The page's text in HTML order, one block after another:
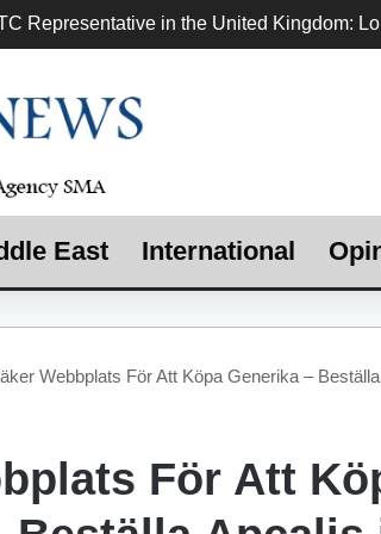
East International
Webbplats För Att Köpa Generika –
För Att